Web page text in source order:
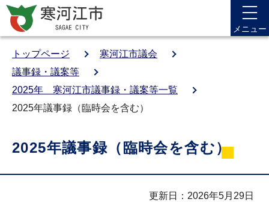
メニュー
トップページ
寒河江市議会
議事録・議案等
2025年 寒河江市議事録・議案等一覧
2025年議事録（臨時会を含む）
2025年議事録（臨時会を含む）
更新日：2026年5月29日